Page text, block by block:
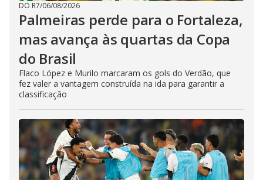
DO R7/06/08/2026
Palmeiras perde para o Fortaleza,
mas avança às quartas da Copa
do Brasil
Flaco López e Murilo marcaram os gols do Verdão, que
fez valer a vantagem construída na ida para garantir a
classificação